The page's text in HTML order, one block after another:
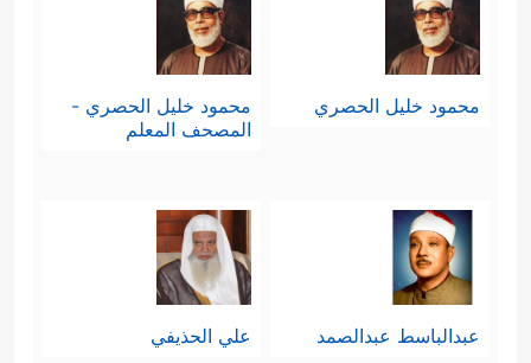
محمود خليل الحصري
محمود خليل الحصري -
المصحف المعلم
عبدالباسط عبدالصمد علي الحذيفي